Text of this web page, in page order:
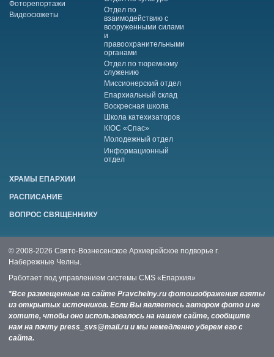
Фоторепортажи
Видеосюжеты
Отдел по
взаимодействию с
вооруженными силами
и
правоохранительными
органами
Отдел по тюремному
служению
Миссионерский отдел
Епархиальный склад
Воскресная школа
Школа катехизаторов
КЮС «Спас»
Молодежный отдел
Информационный
отдел
ХРАМЫ ЕПАРХИИ
РАСПИСАНИЕ
ВОПРОС СВЯЩЕННИКУ
© 2008-2026 Свято-Вознесенское Архиерейское подворье г.
Набережные Челны.
Работает под управлением системы CMS «Епархия»
*Все размещенные на сайте Pravchelny.ru фотоизображения взяты
из открытых источников. Если Вы являетесь автором фото и не
хотите, чтобы оно использовалось на нашем сайте, сообщите
нам на почту press_svs@mail.ru и мы немедленно уберем его с
сайта.